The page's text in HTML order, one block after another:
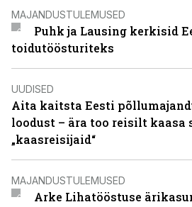
MAJANDUSTULEMUSED
Puhk ja Lausing kerkisid
toidutöösturiteks
UUDISED
Aita kaitsta Eesti
loodust – ära too reisilt kaasa
„kaasreisijaid“
MAJANDUSTULEMUSED
Arke Lihatööstuse